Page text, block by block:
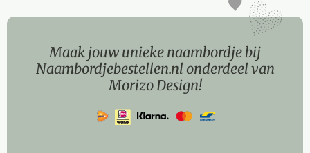
Maak jouw unieke naambordje bij
Naambordjebestellen.nl onderdeel van
Morizo Design!